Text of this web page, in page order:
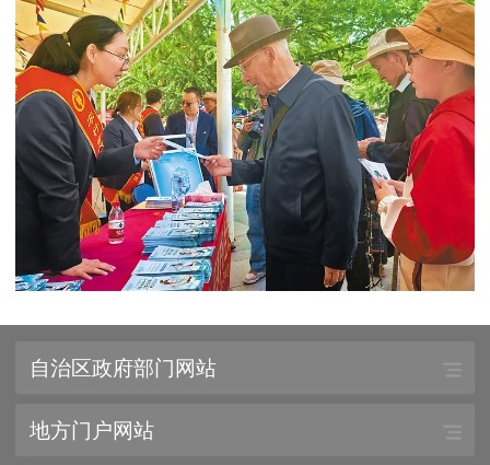
自治区政府部门网站
地方门户网站